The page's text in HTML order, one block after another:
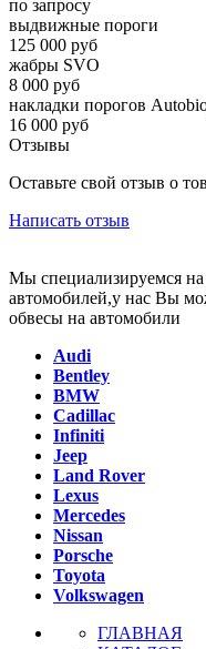
по запросу
выдвижные пороги
125 000 руб
жабры SVO
8 000 руб
накладки порогов
16 000 руб
Отзывы
Оставьте свой отзыв о
Написать отзыв
Мы специализируемся
автомобилей,у нас Вы
обвесы на автомобили
Audi
Bentley
BMW
Cadillac
Infiniti
Jeep
Land Rover
Lexus
Mercedes
Nissan
Porsche
Toyota
Volkswagen
ГЛАВНАЯ